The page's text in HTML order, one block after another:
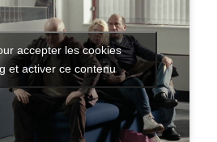
accepter les cookies
et activer ce contenu